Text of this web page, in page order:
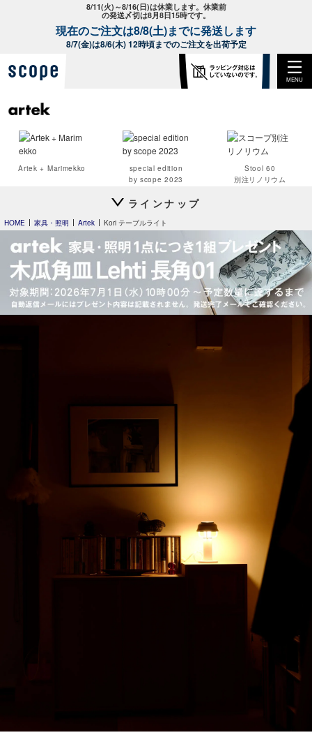
8/11(火)～8/16(日)は休業します。休業前
の発送〆切は8月8日15時です。
現在のご注文は8/8(土)までに発送します
8/7(金)は8/6(木) 12時頃までのご注文を出荷予定
MENU
Artek + Marimekko
special edition
by scope 2023
Stool 60
別注リノリウム
別注リノリウム 無着色
Stool 60
コントラスティ
Stool 60
ナチュラル ラッカー
ラインナップ
HOME 家具・照明 Artek Kori テーブルライト